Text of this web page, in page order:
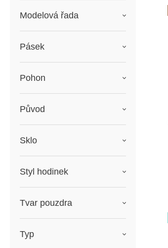
Modelová řada
Pásek
Pohon
Původ
Sklo
Styl hodinek
Tvar pouzdra
Typ